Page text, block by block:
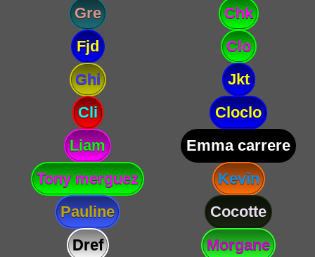
Gre
Chk
Fjd
Clo
Ghi
Jkt
Cli
Cloclo
Liam
Emma carrere
Tony merguez
Kevin
Pauline
Cocotte
Dref
Morgane